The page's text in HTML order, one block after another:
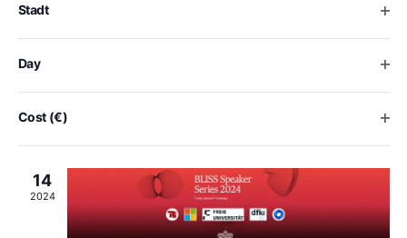
cause
the
list
events
to
the
filtered
Stadt
Day
Cost (€)
Technical University BerlinStraße des 17. Juni 135, Berlin
Free
14
2024